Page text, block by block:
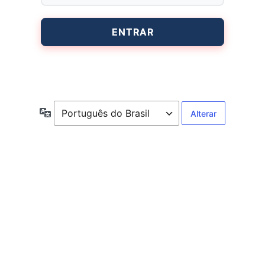
Idioma